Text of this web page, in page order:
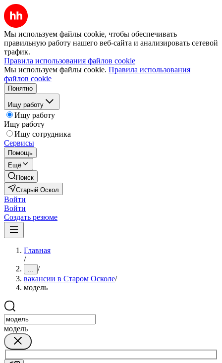
Мы используем файлы cookie, чтобы обеспечивать
правильную работу нашего веб-сайта и анализировать сетевой
трафик.
Правила использования файлов cookie
Мы используем файлы cookie. Правила использования
файлов cookie
Понятно
Ищу работу
Ищу работу
Ищу работу
Ищу сотрудника
Сервисы
Помощь
Ещё
Поиск
Старый Оскол
Войти
Войти
Создать резюме
Главная
/
... /
вакансии в Старом Осколе/
модель
модель